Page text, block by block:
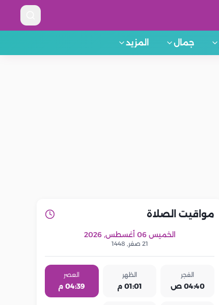
جمال المزيد
مواقيت الصلاة
الخميس 06 أغسطس, 2026
21 صفر, 1448
الفجر
04:40 ص
الظهر
01:01 م
العصر
04:39 م